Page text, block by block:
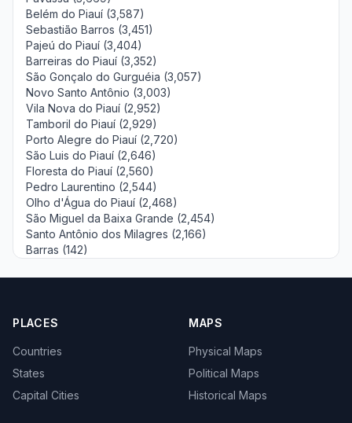
Belém do Piauí (3,587)
Sebastião Barros (3,451)
Pajeú do Piauí (3,404)
Barreiras do Piauí (3,352)
São Gonçalo do Gurguéia (3,057)
Novo Santo Antônio (3,003)
Vila Nova do Piauí (2,952)
Tamboril do Piauí (2,929)
Porto Alegre do Piauí (2,720)
São Luis do Piauí (2,646)
Floresta do Piauí (2,560)
Pedro Laurentino (2,544)
Olho d'Água do Piauí (2,468)
São Miguel da Baixa Grande (2,454)
Santo Antônio dos Milagres (2,166)
Barras (142)
PLACES
Countries
States
Capital Cities
MAPS
Physical Maps
Political Maps
Historical Maps